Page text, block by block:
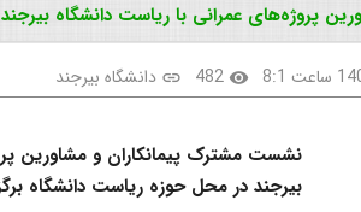
پروژه‌های عمرانی با ریاست دانشگاه بیرجند
visibility
482
link دانشگاه بیرجند
نشست مشترک پیمانکاران و مشاورین
بیرجند در محل حوزه ریاست دانشگاه